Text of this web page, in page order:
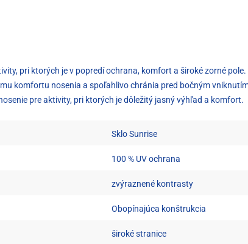
pri ktorých je v popredí ochrana, komfort a široké zorné
komfortu nosenia a spoľahlivo chránia pred bočným
pre aktivity, pri ktorých je dôležitý jasný výhľad a komfort.
Sklo Sunrise
100 % UV ochrana
zvýraznené kontrasty
Obopínajúca konštrukcia
široké stranice